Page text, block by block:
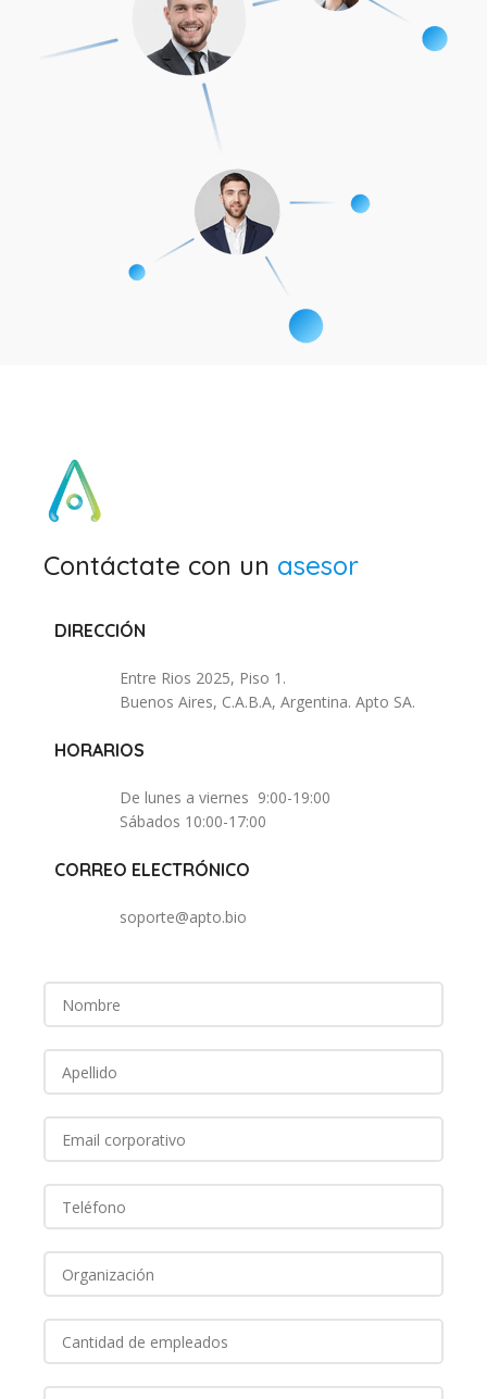
Contáctate con un asesor
DIRECCIÓN
Entre Rios 2025, Piso 1.
Buenos Aires, C.A.B.A, Argentina. Apto SA.
HORARIOS
De lunes a viernes 9:00-19:00
Sábados 10:00-17:00
CORREO ELECTRÓNICO
soporte@apto.bio